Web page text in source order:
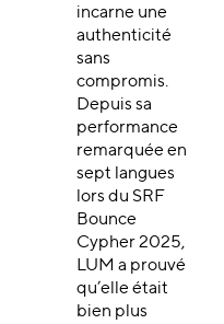
incarne une
authenticité
sans
compromis.
Depuis sa
performance
remarquée en
sept langues
lors du SRF
Bounce
Cypher 2025,
LUM a prouvé
qu’elle était
bien plus